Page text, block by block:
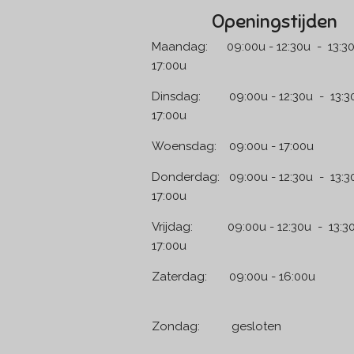
Openingstijden
Maandag: 09:00u - 12:30u -
17:00u
Dinsdag: 09:00u - 12:30u -
17:00u
Woensdag: 09:00u - 17:00u
Donderdag: 09:00u - 12:30u -
17:00u
Vrijdag: 09:00u - 12:30u -
17:00u
Zaterdag: 09:00u -
Zondag: